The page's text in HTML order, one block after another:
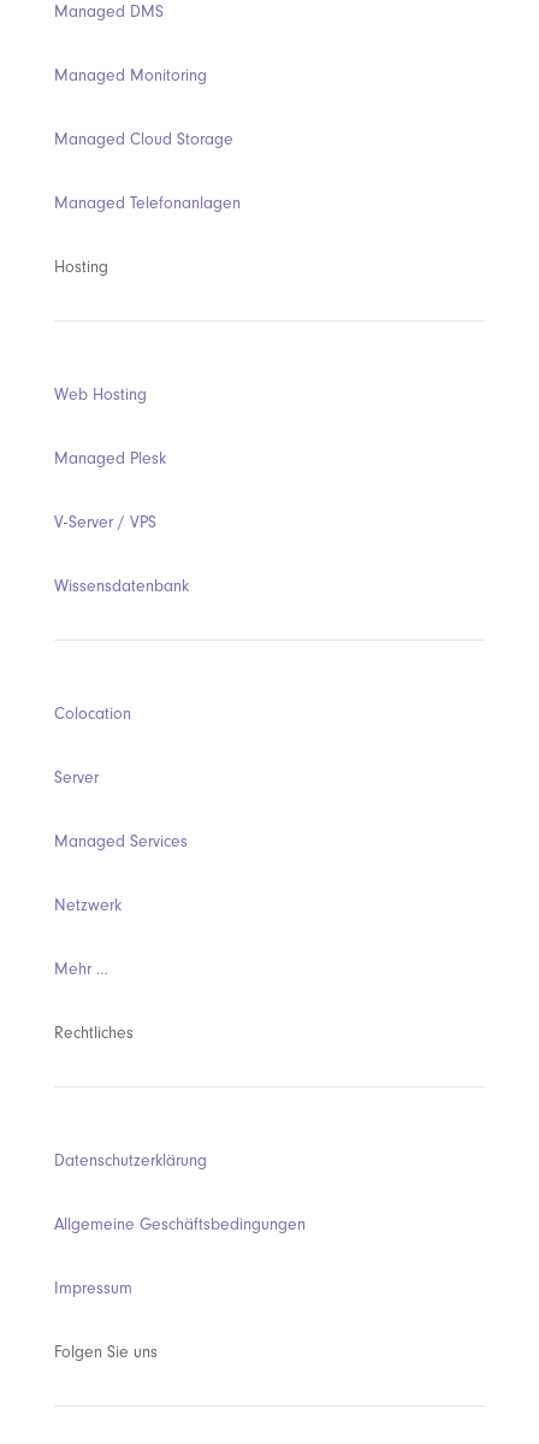
Managed DMS
Managed Monitoring
Managed Cloud Storage
Managed Telefonanlagen
Hosting
Web Hosting
Managed Plesk
V-Server / VPS
Wissensdatenbank
Colocation
Server
Managed Services
Netzwerk
Mehr …
Rechtliches
Datenschutzerklärung
Allgemeine Geschäftsbedingungen
Impressum
Folgen Sie uns